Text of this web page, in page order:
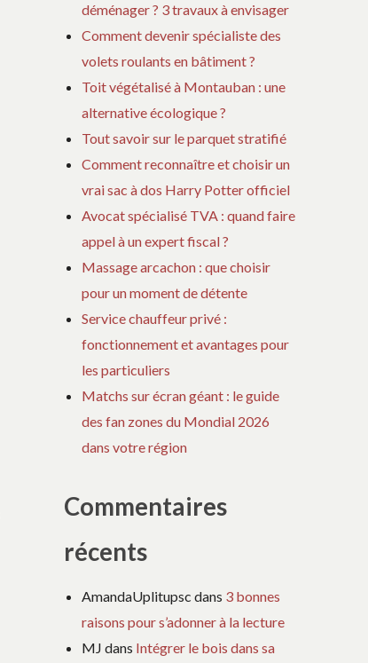
déménager ? 3 travaux à envisager
Comment devenir spécialiste des
volets roulants en bâtiment ?
Toit végétalisé à Montauban : une
alternative écologique ?
Tout savoir sur le parquet stratifié
Comment reconnaître et choisir un
vrai sac à dos Harry Potter officiel
Avocat spécialisé TVA : quand faire
appel à un expert fiscal ?
Massage arcachon : que choisir
pour un moment de détente
Service chauffeur privé :
fonctionnement et avantages pour
les particuliers
Matchs sur écran géant : le guide
des fan zones du Mondial 2026
dans votre région
Commentaires
récents
AmandaUplitupsc dans 3 bonnes
raisons pour s’adonner à la lecture
MJ dans Intégrer le bois dans sa